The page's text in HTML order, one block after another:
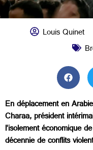
Louis Quinet
En déplacement en
Charaa, président
l’isolement économique
décennie de conflits